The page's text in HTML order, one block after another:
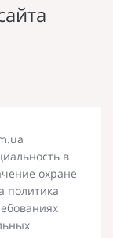
в
охране
политика